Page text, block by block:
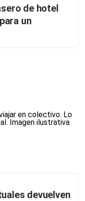
de hotel
un
devuelven